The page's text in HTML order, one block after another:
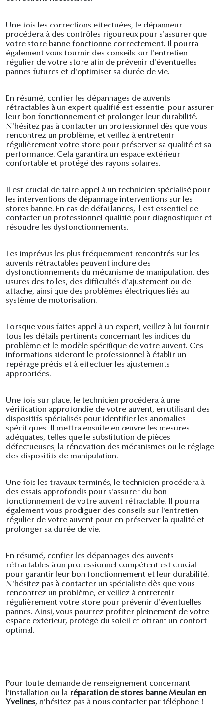
Une fois les corrections effectuées, le dépanneur
procédera à des contrôles rigoureux pour s'assurer que
votre store banne fonctionne correctement. Il pourra
également vous fournir des conseils sur l'entretien
régulier de votre store afin de prévenir d'éventuelles
pannes futures et d'optimiser sa durée de vie.
En résumé, confier les dépannages de auvents
rétractables à un expert qualifié est essentiel pour assurer
leur bon fonctionnement et prolonger leur durabilité.
N'hésitez pas à contacter un professionnel dès que vous
rencontrez un problème, et veillez à entretenir
régulièrement votre store pour préserver sa qualité et sa
performance. Cela garantira un espace extérieur
confortable et protégé des rayons solaires.
Il est crucial de faire appel à un technicien spécialisé pour
les interventions de dépannage interventions sur les
stores banne. En cas de défaillances, il est essentiel de
contacter un professionnel qualifié pour diagnostiquer et
résoudre les dysfonctionnements.
Les imprévus les plus fréquemment rencontrés sur les
auvents rétractables peuvent inclure des
dysfonctionnements du mécanisme de manipulation, des
usures des toiles, des difficultés d'ajustement ou de
attache, ainsi que des problèmes électriques liés au
système de motorisation.
Lorsque vous faites appel à un expert, veillez à lui fournir
tous les détails pertinents concernant les indices du
problème et le modèle spécifique de votre auvent. Ces
informations aideront le professionnel à établir un
repérage précis et à effectuer les ajustements
appropriées.
Une fois sur place, le technicien procédera à une
vérification approfondie de votre auvent, en utilisant des
dispositifs spécialisés pour identifier les anomalies
spécifiques. Il mettra ensuite en œuvre les mesures
adéquates, telles que le substitution de pièces
défectueuses, la rénovation des mécanismes ou le réglage
des dispositifs de manipulation.
Une fois les travaux terminés, le technicien procédera à
des essais approfondis pour s'assurer du bon
fonctionnement de votre auvent rétractable. Il pourra
également vous prodiguer des conseils sur l'entretien
régulier de votre auvent pour en préserver la qualité et
prolonger sa durée de vie.
En résumé, confier les dépannages des auvents
rétractables à un professionnel compétent est crucial
pour garantir leur bon fonctionnement et leur durabilité.
N'hésitez pas à contacter un spécialiste dès que vous
rencontrez un problème, et veillez à entretenir
régulièrement votre store pour prévenir d'éventuelles
pannes. Ainsi, vous pourrez profiter pleinement de votre
espace extérieur, protégé du soleil et offrant un confort
optimal.
Pour toute demande de renseignement concernant
l’installation ou la réparation de stores banne Meulan en
Yvelines, n’hésitez pas à nous contacter par téléphone !